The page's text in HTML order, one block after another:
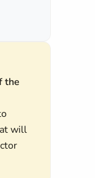
the
will